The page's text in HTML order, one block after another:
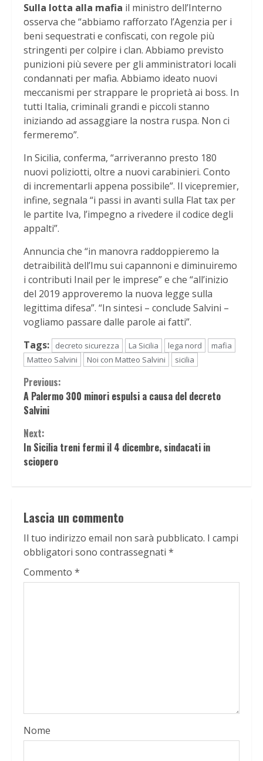
Sulla lotta alla mafia il ministro dell’Interno
osserva che “abbiamo rafforzato l’Agenzia per i
beni sequestrati e confiscati, con regole più
stringenti per colpire i clan. Abbiamo previsto
punizioni più severe per gli amministratori locali
condannati per mafia. Abbiamo ideato nuovi
meccanismi per strappare le proprietà ai boss. In
tutti Italia, criminali grandi e piccoli stanno
iniziando ad assaggiare la nostra ruspa. Non ci
fermeremo”.
In Sicilia, conferma, “arriveranno presto 180
nuovi poliziotti, oltre a nuovi carabinieri. Conto
di incrementarli appena possibile”. Il vicepremier,
infine, segnala “i passi in avanti sulla Flat tax per
le partite Iva, l’impegno a rivedere il codice degli
appalti”.
Annuncia che “in manovra raddoppieremo la
detraibilità dell’Imu sui capannoni e diminuiremo
i contributi Inail per le imprese” e che “all’inizio
del 2019 approveremo la nuova legge sulla
legittima difesa”. “In sintesi – conclude Salvini –
vogliamo passare dalle parole ai fatti”.
Tags:
decreto sicurezza La Sicilia lega nord
mafia
Matteo Salvini
Noi con Matteo Salvini sicilia
Continue
Reading
Previous:
A Palermo 300 minori espulsi a causa del decreto
Salvini
Next:
In Sicilia treni fermi il 4 dicembre, sindacati in
sciopero
Lascia un commento
Il tuo indirizzo email non sarà pubblicato. I campi
obbligatori sono contrassegnati *
Commento *
Nome